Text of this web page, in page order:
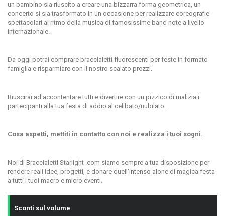
un bambino sia riuscito a creare una bizzarra forma geometrica, un
concerto si sia trasformato in un occasione per realizzare coreografie
spettacolari al ritmo della musica di famosissime band note a livello
internazionale.
Da oggi potrai comprare braccialetti fluorescenti per feste in formato
famiglia e risparmiare con il nostro scalato prezzi.
Riuscirai ad accontentare tutti e divertire con un pizzico di malizia i
partecipanti alla tua festa di addio al celibato/nubilato.
Cosa aspetti, mettiti in contatto con noi e realizza i tuoi sogni.
Noi di Braccialetti Starlight .com siamo sempre a tua disposizione per
rendere reali idee, progetti, e donare quell'intenso alone di magica festa
a tutti i tuoi macro e micro eventi.
Sconti sul volume